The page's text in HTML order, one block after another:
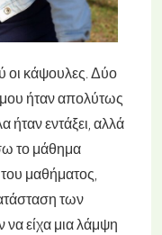
οι κάψουλες. Δύο
μου ήταν απολύτως
ήταν εντάξει, αλλά
το μάθημα
μαθήματος,
των
να είχα μια λάμψη